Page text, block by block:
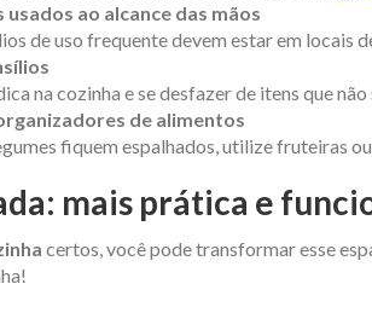
ao alcance das mãos
de uso frequente devem estar em
na cozinha e se desfazer de itens que
de alimentos
fiquem espalhados, utilize fruteiras
mais prática e
certos, você pode transformar esse